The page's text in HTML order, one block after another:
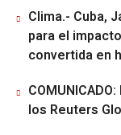
Clima.- Cuba,
para el
convertida en
los Reuters